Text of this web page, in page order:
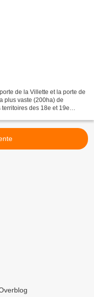
de la Villette et la porte de
plus vaste (200ha) de
des 18e et 19e